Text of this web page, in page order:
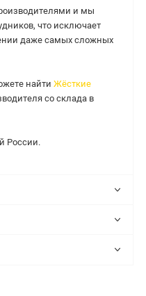
и мы
что исключает
даже самых сложных
найти Жёсткие
со склада в
России.